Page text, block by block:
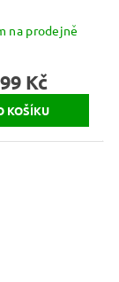
na prodejně
Kč